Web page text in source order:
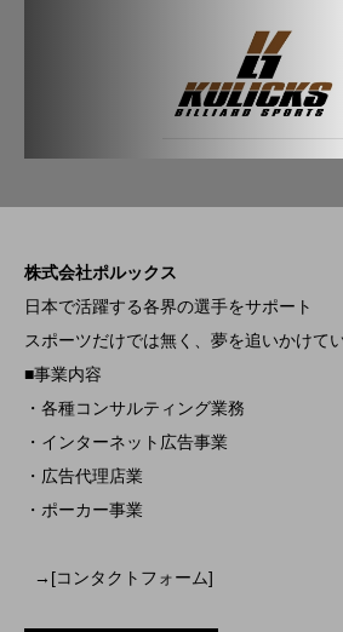
株式会社ポルックス
日本で活躍する各界の選手をサポート
スポーツだけでは無く、夢を追いかけて
■事業内容
・各種コンサルティング業務
・インターネット広告事業
・広告代理店業
・ポーカー事業
→[コンタクトフォーム]